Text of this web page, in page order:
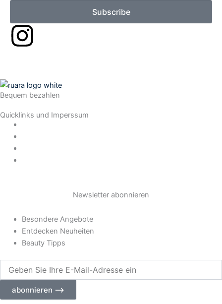
Subscribe
I
s
t
a
m
Bequem bezahlen
Quicklinks und Imperssum
Newsletter abonnieren
Besondere Angebote
Entdecken Neuheiten
Beauty Tipps
Sie
abonnieren ⟶